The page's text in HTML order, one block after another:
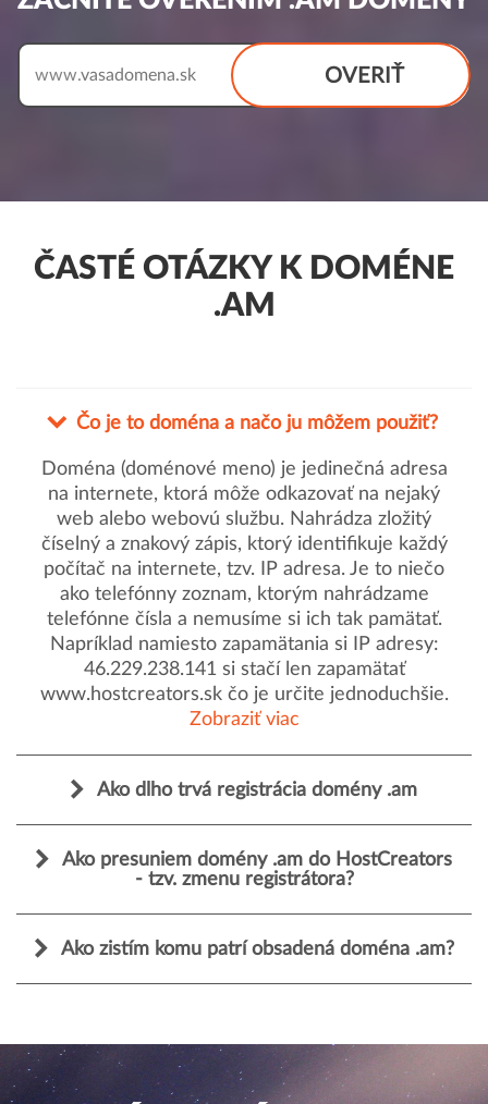
OVERIŤ
www.
ČASTÉ OTÁZKY K DOMÉNE
.AM
Čo je to doména a načo ju môžem použiť?
Doména (doménové meno) je jedinečná adresa
na internete, ktorá môže odkazovať na nejaký
web alebo webovú službu. Nahrádza zložitý
číselný a znakový zápis, ktorý identifikuje každý
počítač na internete, tzv. IP adresa. Je to niečo
ako telefónny zoznam, ktorým nahrádzame
telefónne čísla a nemusíme si ich tak pamätať.
Napríklad namiesto zapamätania si IP adresy:
46.229.238.141 si stačí len zapamätať
www.hostcreators.sk čo je určite jednoduchšie.
Zobraziť viac
Ako dlho trvá registrácia domény .am
Ako presuniem domény .am do HostCreators
- tzv. zmenu registrátora?
Ako zistím komu patrí obsadená doména .am?